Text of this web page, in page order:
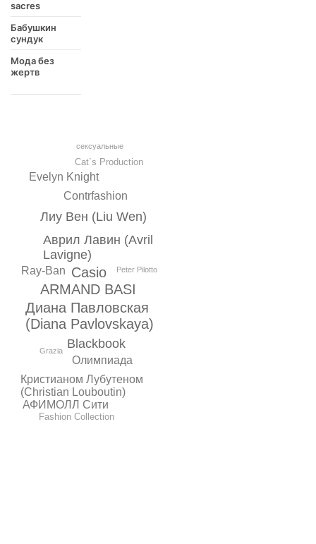
sacres
Бабушкин
сундук
Мода без
жертв
ARMAND BASI
Диана Павловская
(Diana Pavlovskaya)
Casio
Аврил Лавин (Avril
Lavigne)
Blackbook
Лиу Вен (Liu Wen)
Олимпиада
Contrfashion
Ray-Ban
Кристианом Лубутеном
(Christian Louboutin)
Evelyn Knight
АФИМОЛЛ Сити
Fashion Collection
Cat`s Production
Grazia
сексуальные
Peter Pilotto